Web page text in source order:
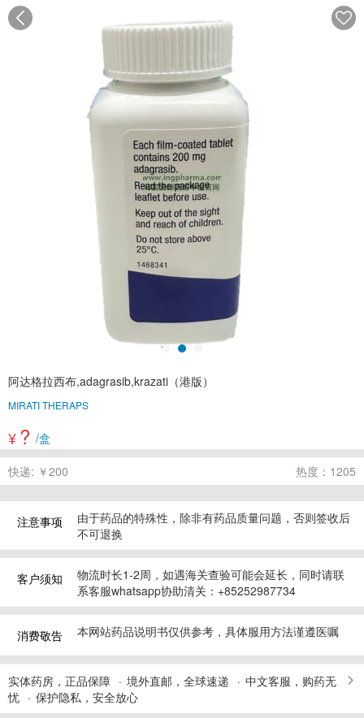
阿达格拉西布,adagrasib,krazati（港版）
MIRATI THERAPS
¥? /盒
快递: ￥200 热度：1205
注意事项
由于药品的特殊性，除非有药品质量问题，否则签收后
不可退换
客户须知
物流时长1-2周，如遇海关查验可能会延长，同时请联
系客服whatsapp协助清关：+85252987734
消费敬告 本网站药品说明书仅供参考，具体服用方法谨遵医嘱
实体药房，正品保障 境外直邮，全球速递
中文客服，购药无
忧
保护隐私，安全放心